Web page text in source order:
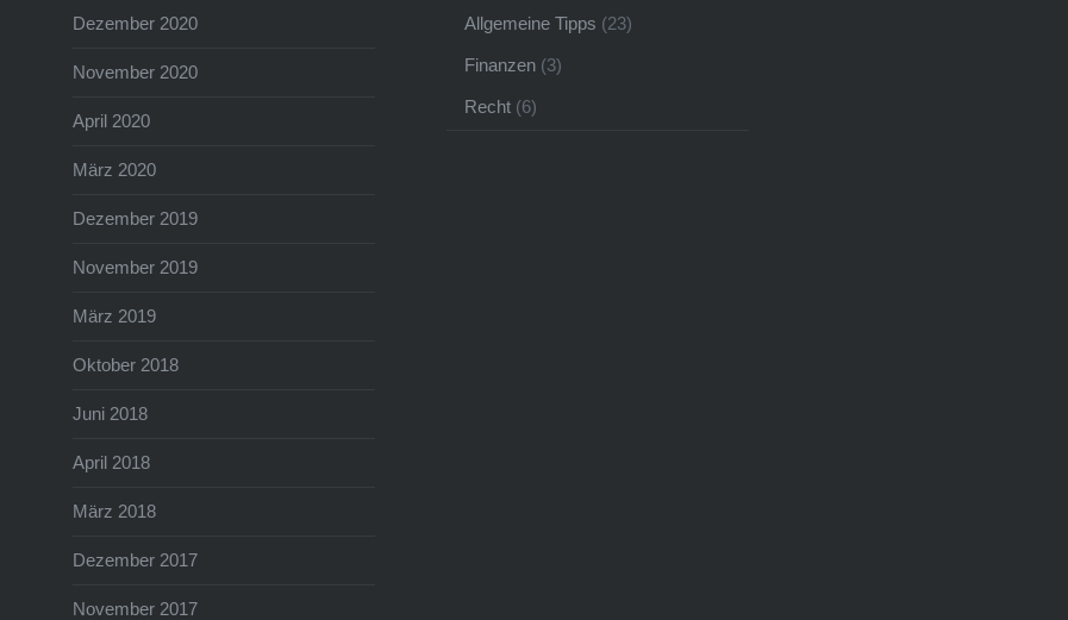
Allgemeine Tipps (23)
Finanzen(3)
Recht(6)
Dezember 2020
November 2020
April 2020
März 2020
Dezember 2019
November 2019
März 2019
Oktober 2018
Juni 2018
April 2018
März 2018
Dezember 2017
November 2017